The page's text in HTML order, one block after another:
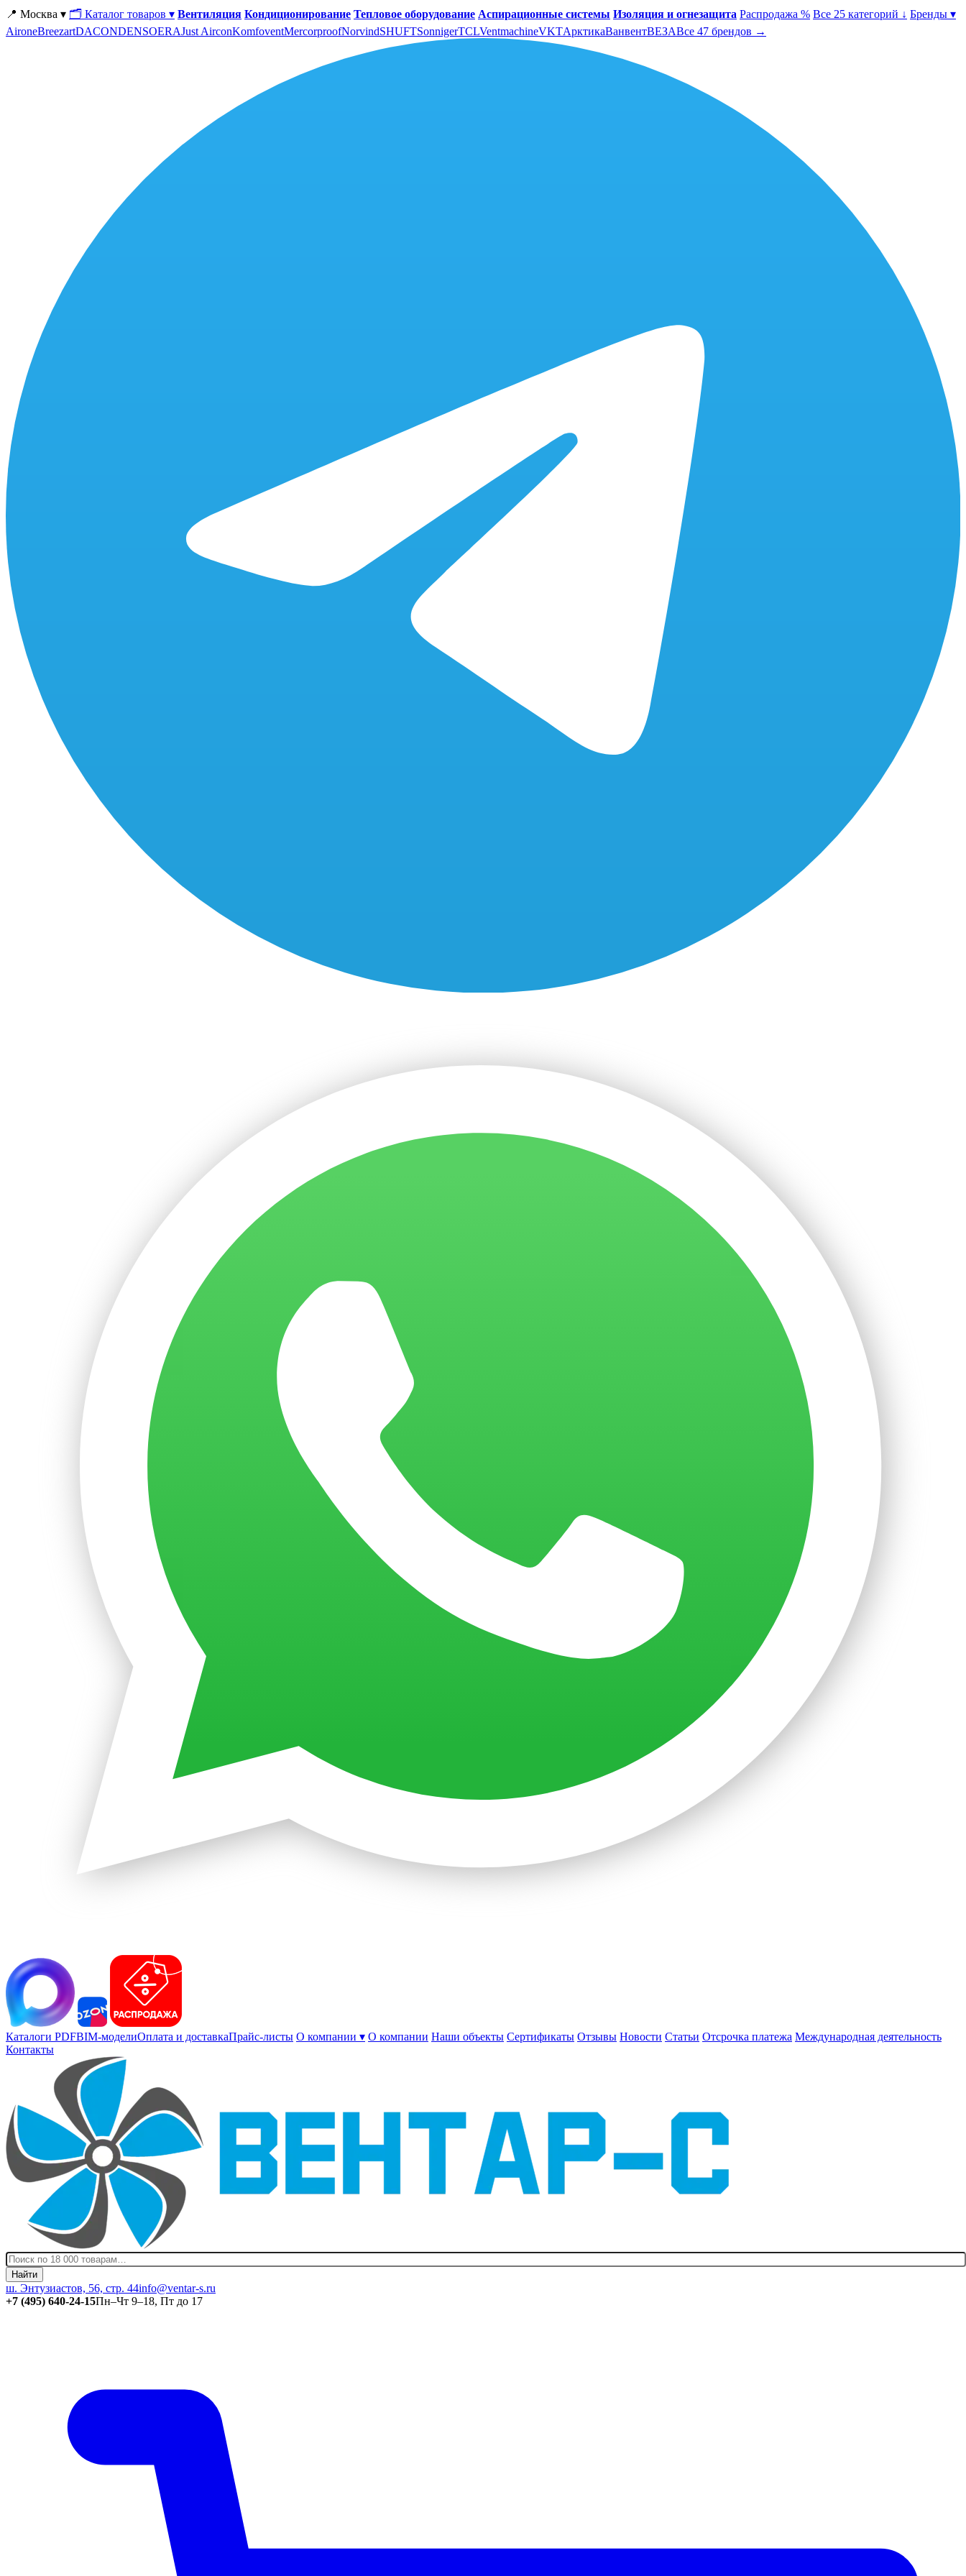
📍 Москва ▾ 🗂 Каталог товаров ▾ Вентиляция Кондиционирование Тепловое оборудование Аспирационные системы Изоляция и огнезащита Распродажа % Все 25 категорий ↓ Бренды ▾
AironeBreezartDACONDENSOERAJust AirconKomfoventMercorproofNorvindSHUFTSonnigerTCLVentmachineVKTАрктикаВанвентВЕЗАВсе 47 брендов →
Каталоги PDFBIM-моделиОплата и доставкаПрайс-листы О компании ▾ О компании Наши объекты Сертификаты Отзывы Новости Статьи Отсрочка платежа Международная деятельность
Контакты
Найти
ш. Энтузиастов, 56, стр. 44info@ventar-s.ru
+7 (495) 640-24-15Пн–Чт 9–18, Пт до 17